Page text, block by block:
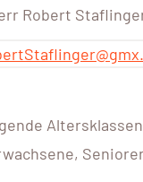
Robert